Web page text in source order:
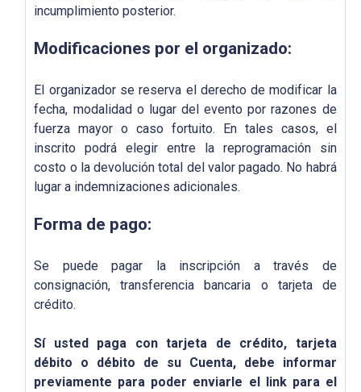
incumplimiento posterior.
Modificaciones por el organizado:
El organizador se reserva el derecho de modificar la
fecha, modalidad o lugar del evento por razones de
fuerza mayor o caso fortuito. En tales casos, el
inscrito podrá elegir entre la reprogramación sin
costo o la devolución total del valor pagado. No habrá
lugar a indemnizaciones adicionales.
Forma de pago:
Se puede pagar la inscripción a través de
consignación, transferencia bancaria o tarjeta de
crédito.
Sí usted paga con tarjeta de crédito, tarjeta
débito o débito de su Cuenta, debe informar
previamente para poder enviarle el link para el